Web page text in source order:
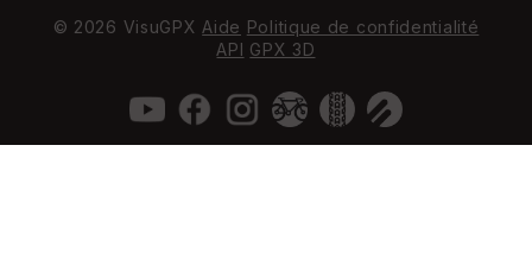
© 2026 VisuGPX Aide Politique de confidentialité
API GPX 3D